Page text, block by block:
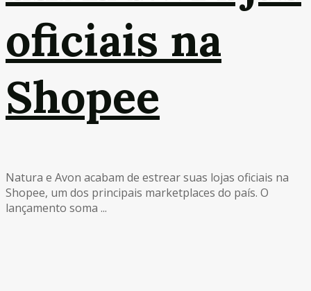
oficiais na
Shopee
Natura e Avon acabam de estrear suas lojas oficiais na
Shopee, um dos principais marketplaces do país. O
lançamento soma ...